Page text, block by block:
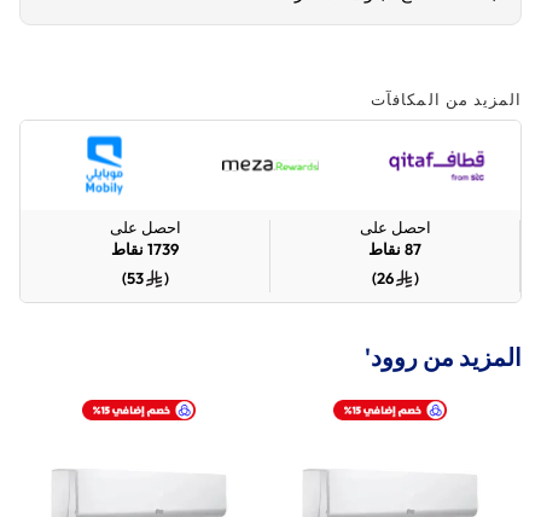
المزيد من المكافآت
احصل على
87 نقاط
(
26
)
احصل على
1739 نقاط
(
53
)
المزيد من روود'